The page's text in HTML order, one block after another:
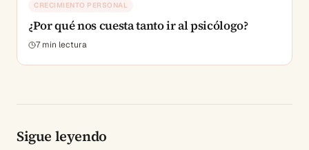
CRECIMIENTO PERSONAL
¿Por qué nos cuesta tanto ir al psicólogo?
7min lectura
Sigue leyendo